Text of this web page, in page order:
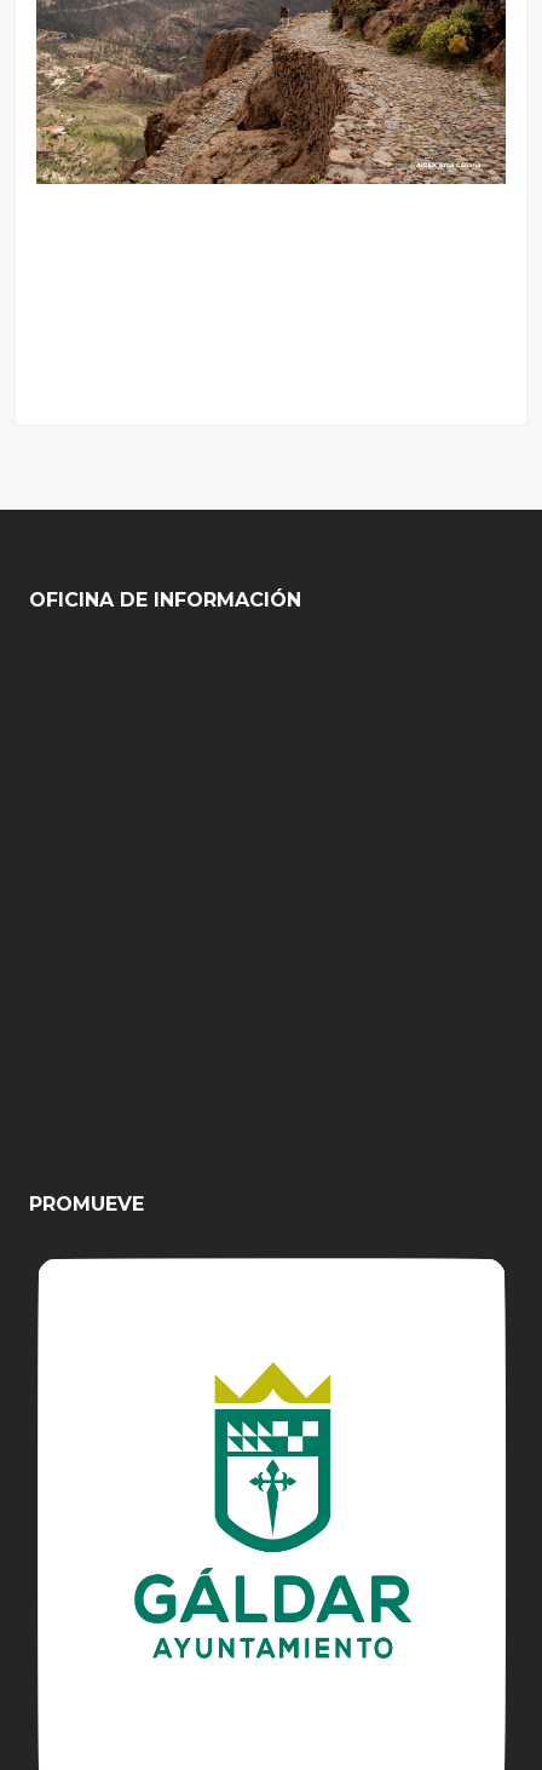
OFICINA DE INFORMACIÓN
PROMUEVE